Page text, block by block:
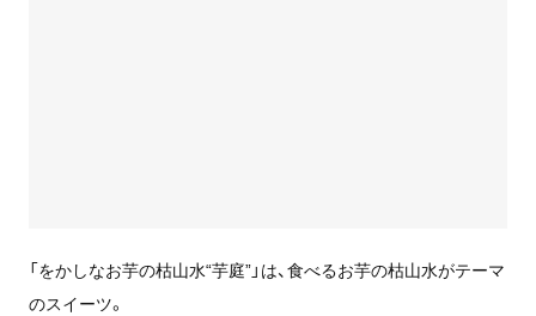
「をかしなお芋の枯山水“芋庭”」は、食べるお芋の枯山水がテーマ
のスイーツ。